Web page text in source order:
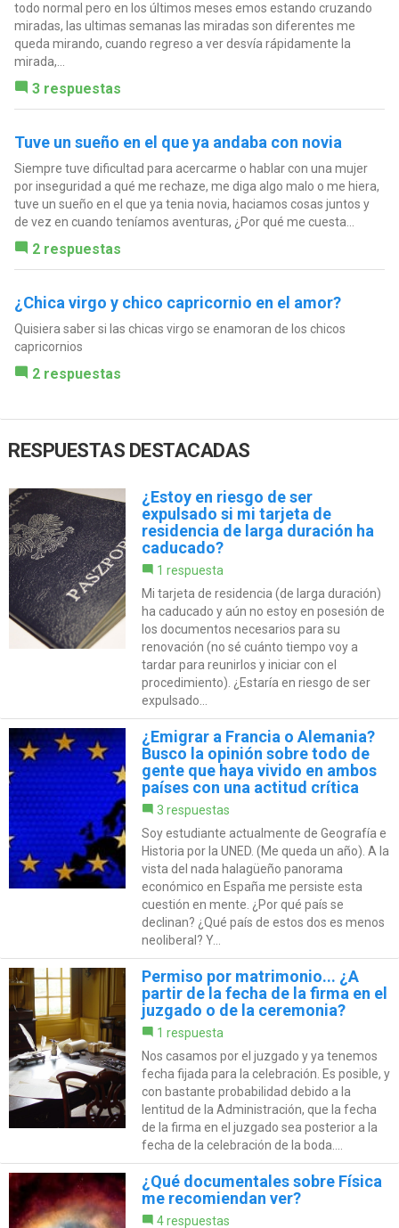
todo normal pero en los últimos meses emos estando cruzando
miradas, las ultimas semanas las miradas son diferentes me
queda mirando, cuando regreso a ver desvía rápidamente la
mirada,...
3 respuestas
Tuve un sueño en el que ya andaba con novia
Siempre tuve dificultad para acercarme o hablar con una mujer
por inseguridad a qué me rechaze, me diga algo malo o me hiera,
tuve un sueño en el que ya tenia novia, haciamos cosas juntos y
de vez en cuando teníamos aventuras, ¿Por qué me cuesta...
2 respuestas
¿Chica virgo y chico capricornio en el amor?
Quisiera saber si las chicas virgo se enamoran de los chicos
capricornios
2 respuestas
RESPUESTAS DESTACADAS
¿Estoy en riesgo de ser
expulsado si mi tarjeta de
residencia de larga duración ha
caducado?
1 respuesta
Mi tarjeta de residencia (de larga duración)
ha caducado y aún no estoy en posesión de
los documentos necesarios para su
renovación (no sé cuánto tiempo voy a
tardar para reunirlos y iniciar con el
procedimiento). ¿Estaría en riesgo de ser
expulsado...
¿Emigrar a Francia o Alemania?
Busco la opinión sobre todo de
gente que haya vivido en ambos
países con una actitud crítica
3 respuestas
Soy estudiante actualmente de Geografía e
Historia por la UNED. (Me queda un año). A la
vista del nada halagüeño panorama
económico en España me persiste esta
cuestión en mente. ¿Por qué país se
declinan? ¿Qué país de estos dos es menos
neoliberal? Y...
Permiso por matrimonio... ¿A
partir de la fecha de la firma en el
juzgado o de la ceremonia?
1 respuesta
Nos casamos por el juzgado y ya tenemos
fecha fijada para la celebración. Es posible, y
con bastante probabilidad debido a la
lentitud de la Administración, que la fecha
de la firma en el juzgado sea posterior a la
fecha de la celebración de la boda....
¿Qué documentales sobre Física
me recomiendan ver?
4 respuestas